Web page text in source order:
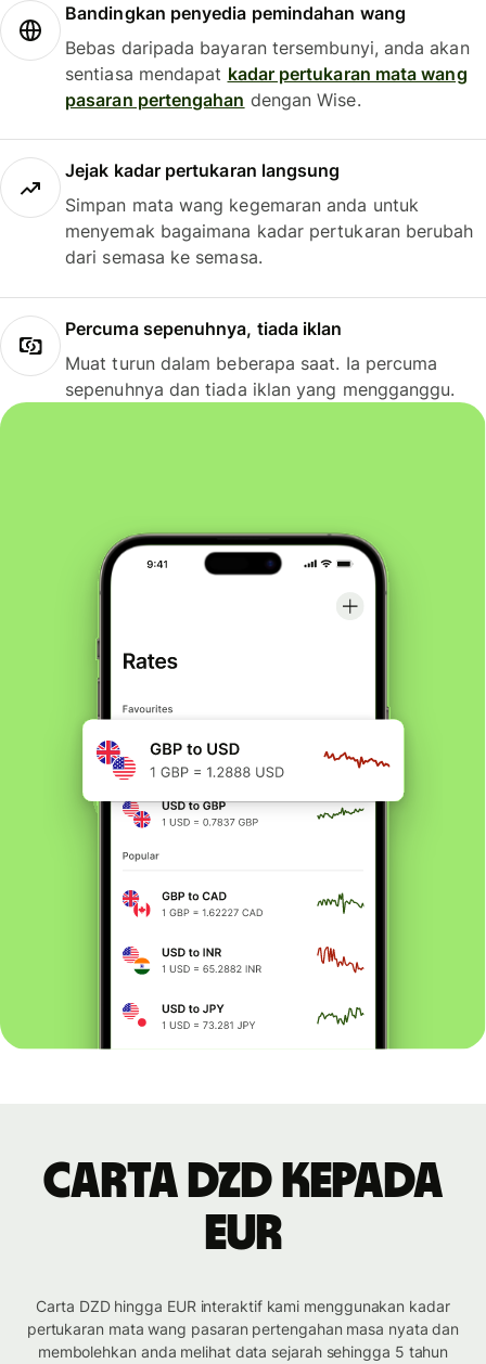
Bandingkan penyedia pemindahan wang
Bebas daripada bayaran tersembunyi, anda akan
sentiasa mendapat kadar pertukaran mata wang
pasaran pertengahan dengan Wise.
Jejak kadar pertukaran langsung
Simpan mata wang kegemaran anda untuk
menyemak bagaimana kadar pertukaran berubah
dari semasa ke semasa.
Percuma sepenuhnya, tiada iklan
Muat turun dalam beberapa saat. Ia percuma
sepenuhnya dan tiada iklan yang mengganggu.
Carta DZD kepada
EUR
Carta DZD hingga EUR interaktif kami menggunakan kadar
pertukaran mata wang pasaran pertengahan masa nyata dan
membolehkan anda melihat data sejarah sehingga 5 tahun